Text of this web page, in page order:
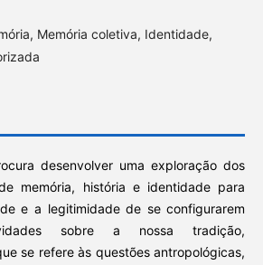
Memória coletiva, Identidade,
desenvolver uma exploração dos
memória, história e identidade para
e a legitimidade de se configurarem
sobre a nossa tradição,
se refere às questões antropológicas,